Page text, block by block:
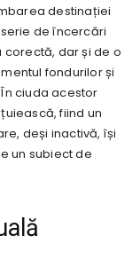
destinației
de încercări
dar și de o
fondurilor și
ciuda acestor
fiind un
deși inactivă, își
un subiect de